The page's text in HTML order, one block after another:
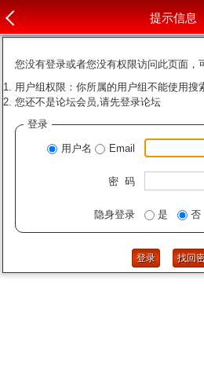
提示信息
您没有登录或者您没有权限访问此页面，
用户组权限：你所属的用户组不能使用搜
您还不是论坛会员,请先登录论坛
登录
用户名 Email
密 码
隐身登录 是 否